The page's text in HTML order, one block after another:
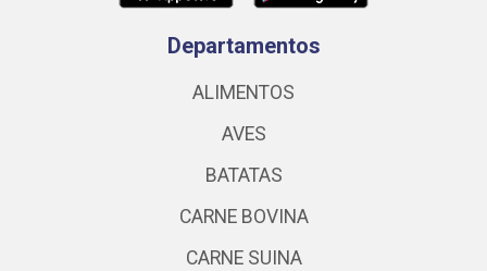
Departamentos
ALIMENTOS
AVES
BATATAS
CARNE BOVINA
CARNE SUINA